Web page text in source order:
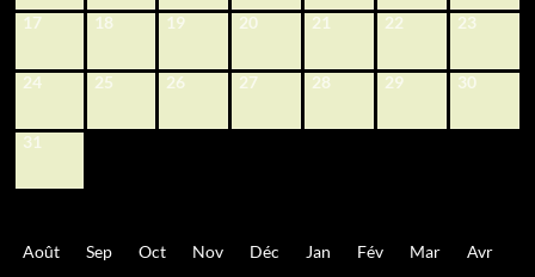
17 18 19 20 21 22 23
24 25 26 27 28 29 30
31
Août Sep Oct Nov Déc Jan Fév Mar Avr